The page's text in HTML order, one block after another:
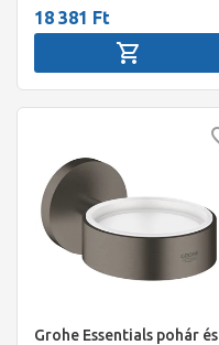
18 381 Ft
Grohe Essentials pohár és